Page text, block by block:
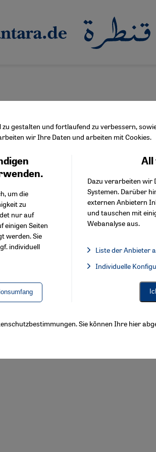
gestalten und fortlaufend zu verbessern,
wir Ihre Daten und arbeiten mit Cookies.
um die
zu
nur auf
einigen Seiten
werden. Sie
individuell
All
Dazu verarbeiten wir
Systemen. Darüber
externen Anbietern
und tauschen mit
Webanalyse aus.
Liste der Anbieter
Facebook Embed /
Facebook Embed
Twitter Embed
Instagram Embed
Youtube Embed
Google Maps
Individuelle
Sie können Ihre hier